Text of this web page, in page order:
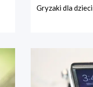
Gryzaki dla dzieci